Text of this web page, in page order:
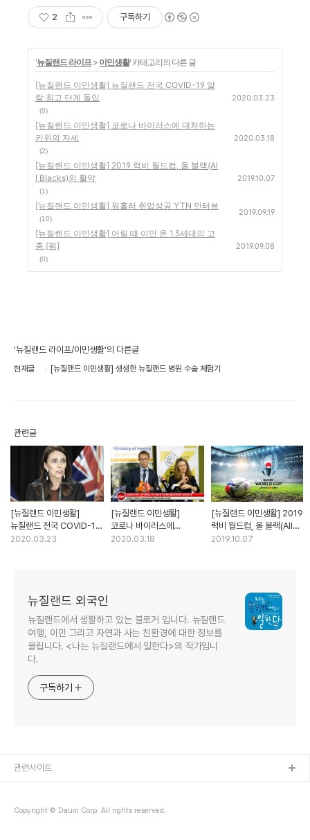
2 구독하기
'뉴질랜드 라이프> 이민생활' 카테고리의 다른 글
[뉴질랜드 이민생활] 뉴질랜드 전국 COVID-19 알
람 최고 단계 돌입
(0)
2020.03.23
[뉴질랜드 이민생활] 코로나 바이러스에 대처하는
키위의 자세
(2)
2020.03.18
[뉴질랜드 이민생활] 2019 럭비 월드컵, 올 블랙(Al
l Blacks)의 활약
(1)
2019.10.07
[뉴질랜드 이민생활] 워홀러 취업성공 YTN 인터뷰
(10)
2019.09.19
[뉴질랜드 이민생활] 어릴 때 이민 온 1.5세대의 고
충 [펌]
(0)
2019.09.08
'뉴질랜드 라이프/이민생활'의 다른글
현재글 [뉴질랜드 이민생활] 생생한 뉴질랜드 병원 수술 체험기
관련글
[뉴질랜드 이민생활]
뉴질랜드 전국 COVID-19
알람 최고 단계 돌입
2020.03.23
[뉴질랜드 이민생활]
코로나 바이러스에
대처하는 키위의 자세
2020.03.18
[뉴질랜드 이민생활] 2019
럭비 월드컵, 올 블랙(All
Blacks)의 활약
2019.10.07
뉴질랜드 외국인
뉴질랜드에서 생활하고 있는 블로거 입니다. 뉴질랜드
여행, 이민 그리고 자연과 사는 친환경에 대한 정보를
올립니다. <나는 뉴질랜드에서 일한다>의 작가입니
다.
구독하기
Copyright © Daum Corp. All rights reserved.
관련사이트